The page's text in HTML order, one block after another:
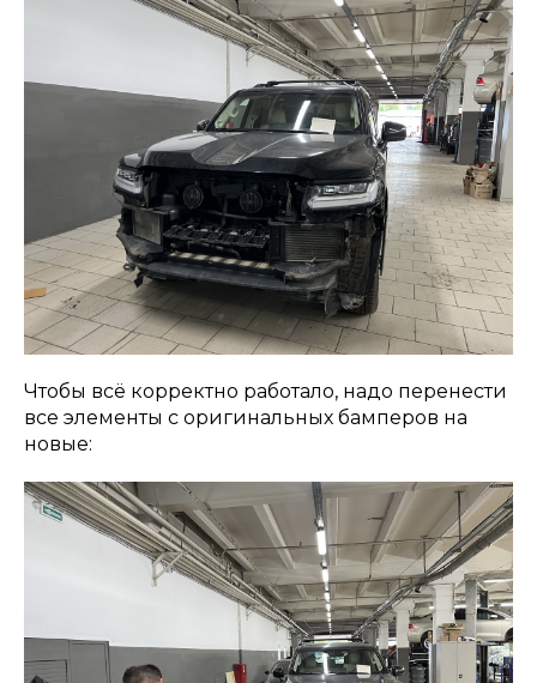
Чтобы всё корректно работало, надо перенести
все элементы с оригинальных бамперов на
новые: